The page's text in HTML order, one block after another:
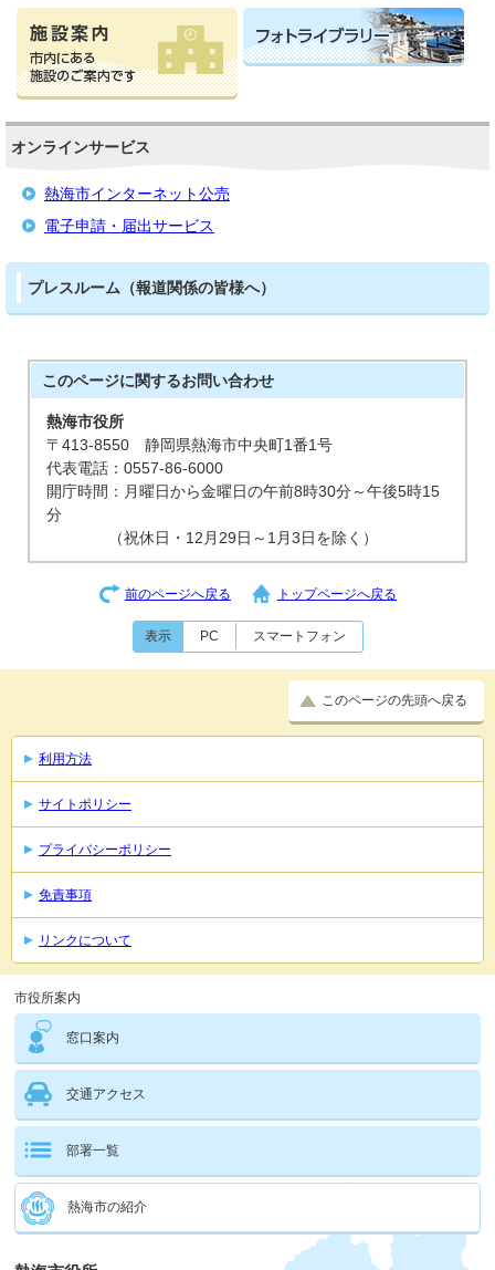
オンラインサービス
熱海市インターネット公売
電子申請・届出サービス
プレスルーム（報道関係の皆様へ）
このページに関するお問い合わせ
熱海市役所
〒413-8550 静岡県熱海市中央町1番1号
代表電話：0557-86-6000
開庁時間：月曜日から金曜日の午前8時30分～午後5時15
分
（祝休日・12月29日～1月3日を除く）
前のページへ戻る トップページへ戻る
表示 PC スマートフォン
このページの先頭へ戻る
利用方法
サイトポリシー
プライバシーポリシー
免責事項
リンクについて
市役所案内
窓口案内
交通アクセス
部署一覧
熱海市の紹介